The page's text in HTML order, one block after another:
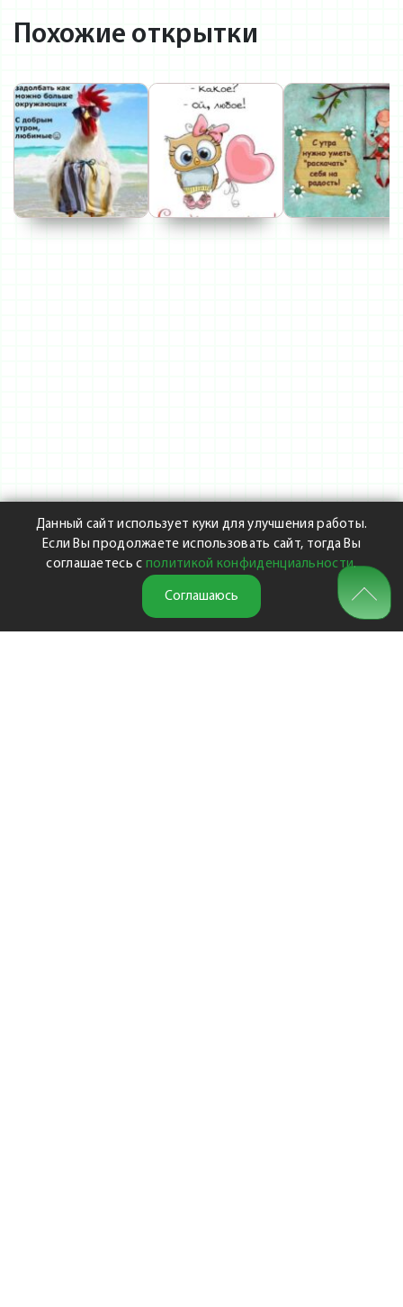
Похожие открытки
Данный сайт использует куки для улучшения работы.
Если Вы продолжаете использовать сайт, тогда Вы
соглашаетесь с политикой конфиденциальности.
Соглашаюсь